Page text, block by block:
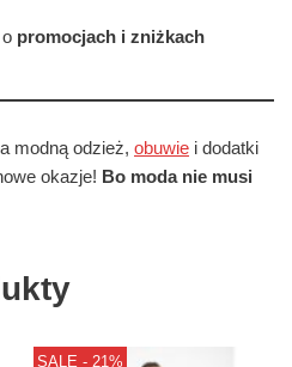
promocjach i zniżkach
modną odzież, obuwie i dodatki
okazje! Bo moda nie musi
SALE - 21%